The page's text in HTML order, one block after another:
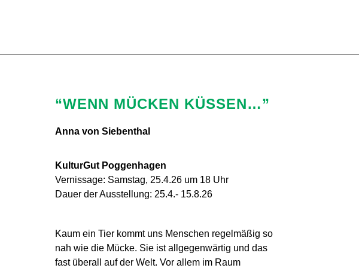
“WENN MÜCKEN KÜSSEN…”
Anna von Siebenthal
KulturGut Poggenhagen
Vernissage: Samstag, 25.4.26 um 18 Uhr
Dauer der Ausstellung: 25.4.- 15.8.26
Kaum ein Tier kommt uns Menschen regelmäßig so
nah wie die Mücke. Sie ist allgegenwärtig und das
fast überall auf der Welt. Vor allem im Raum